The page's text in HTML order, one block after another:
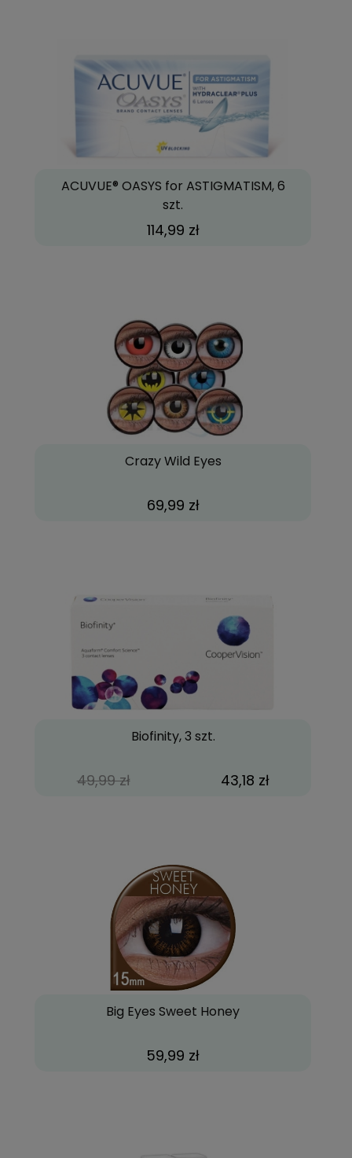
ACUVUE® OASYS for ASTIGMATISM, 6
szt.
114,99 zł
Crazy Wild Eyes
69,99 zł
Biofinity, 3 szt.
49,99 zł 43,18 zł
Big Eyes Sweet Honey
59,99 zł